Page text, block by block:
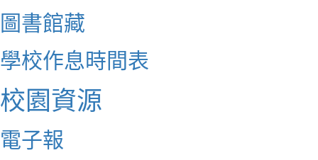
圖書館藏
學校作息時間表
校園資源
電子報